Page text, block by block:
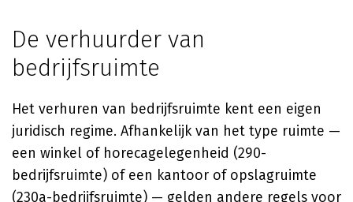
De verhuurder van
bedrijfsruimte
Het verhuren van bedrijfsruimte kent een eigen
juridisch regime. Afhankelijk van het type ruimte —
een winkel of horecagelegenheid (290-
bedrijfsruimte) of een kantoor of opslagruimte
(230a-bedrijfsruimte) — gelden andere regels voor